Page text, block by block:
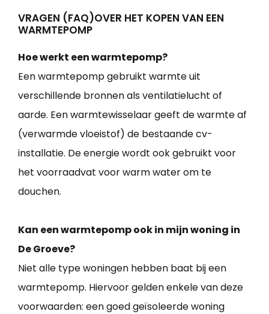
VRAGEN (FAQ)OVER HET KOPEN VAN EEN
WARMTEPOMP
Hoe werkt een warmtepomp?
Een warmtepomp gebruikt warmte uit
verschillende bronnen als ventilatielucht of
aarde. Een warmtewisselaar geeft de warmte af
(verwarmde vloeistof) de bestaande cv-
installatie. De energie wordt ook gebruikt voor
het voorraadvat voor warm water om te
douchen.
Kan een warmtepomp ook in mijn woning in
De Groeve?
Niet alle type woningen hebben baat bij een
warmtepomp. Hiervoor gelden enkele van deze
voorwaarden: een goed geïsoleerde woning